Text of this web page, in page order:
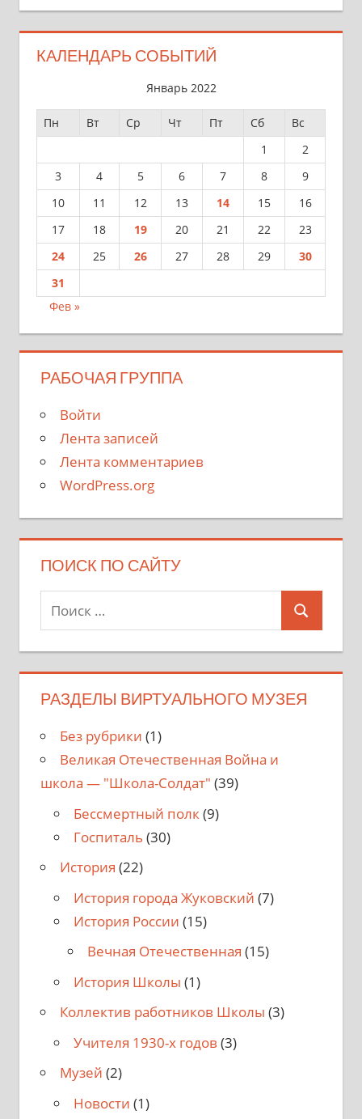
КАЛЕНДАРЬ СОБЫТИЙ
Январь 2022
Пн Вт Ср Чт Пт Сб
Вс
1
2
3
4 5 6 7 8
9
10
11 12 13 14 15
16
17
18 19 20 21 22
23
24
25 26 27 28 29
30
31
Фев »
РАБОЧАЯ ГРУППА
Войти
Лента записей
Лента комментариев
WordPress.org
ПОИСК ПО САЙТУ
Поиск
для:
Поиск
РАЗДЕЛЫ ВИРТУАЛЬНОГО МУЗЕЯ
Без рубрики (1)
Великая Отечественная Война и
школа — "Школа-Солдат" (39)
Бессмертный полк(9)
Госпиталь (30)
История (22)
История города Жуковский (7)
История России (15)
Вечная Отечественная (15)
История Школы (1)
Коллектив работников Школы (3)
Учителя 1930-х годов (3)
Музей (2)
Новости (1)